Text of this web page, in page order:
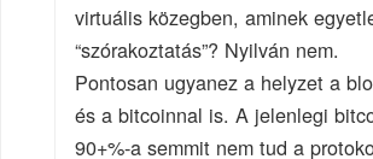
virtuális közegben, aminek
“szórakoztatás”? Nyilván nem.
Pontosan ugyanez a helyzet a
és a bitcoinnal is. A jelenlegi
90+%-a semmit nem tud a